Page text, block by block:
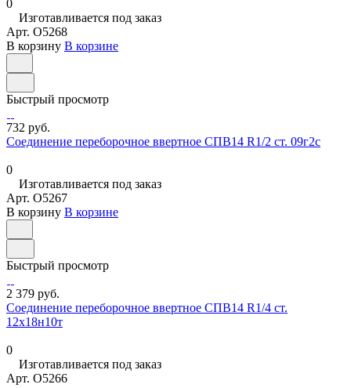
0
Изготавливается под заказ
Арт. O5268
В корзину В корзине
Быстрый просмотр
732 руб.
Соединение переборочное ввертное СПВ14 R1/2 ст. 09г2с
0
Изготавливается под заказ
Арт. O5267
В корзину В корзине
Быстрый просмотр
2 379 руб.
Соединение переборочное ввертное СПВ14 R1/4 ст.
12х18н10т
0
Изготавливается под заказ
Арт. O5266